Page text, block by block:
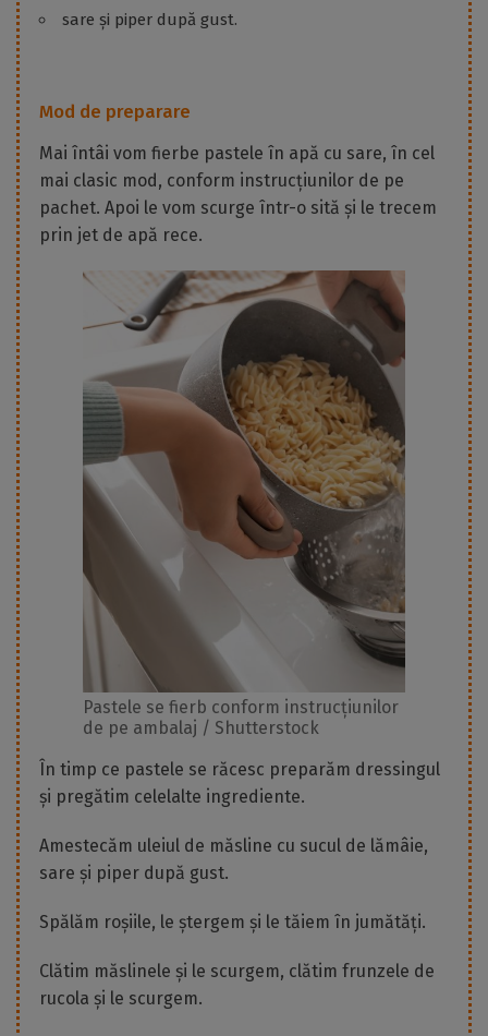
sare și piper după gust.
Mod de preparare
Mai întâi vom fierbe pastele în apă cu sare, în cel
mai clasic mod, conform instrucțiunilor de pe
pachet. Apoi le vom scurge într-o sită și le trecem
prin jet de apă rece.
Pastele se fierb conform instrucțiunilor
de pe ambalaj / Shutterstock
În timp ce pastele se răcesc preparăm dressingul
și pregătim celelalte ingrediente.
Amestecăm uleiul de măsline cu sucul de lămâie,
sare și piper după gust.
Spălăm roșiile, le ștergem și le tăiem în jumătăți.
Clătim măslinele și le scurgem, clătim frunzele de
rucola și le scurgem.